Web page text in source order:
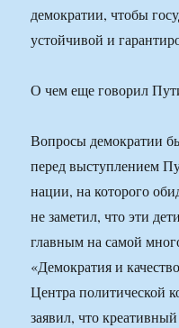
демократии, чтобы
устойчивой и
О чем еще говорил
Вопросы демократии
перед выступлением
нации, на которого
не заметил, что эти
главным на самой
«Демократия и
Центра политической
заявил, что